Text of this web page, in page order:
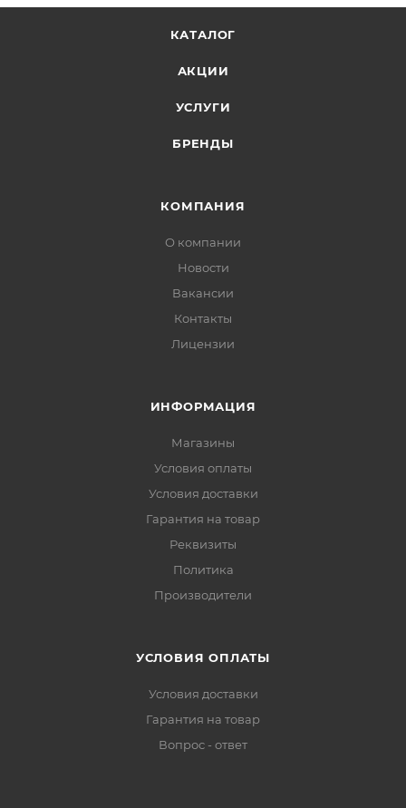
КАТАЛОГ
АКЦИИ
УСЛУГИ
БРЕНДЫ
КОМПАНИЯ
О компании
Новости
Вакансии
Контакты
Лицензии
ИНФОРМАЦИЯ
Магазины
Условия оплаты
Условия доставки
Гарантия на товар
Реквизиты
Политика
Производители
УСЛОВИЯ ОПЛАТЫ
Условия доставки
Гарантия на товар
Вопрос - ответ